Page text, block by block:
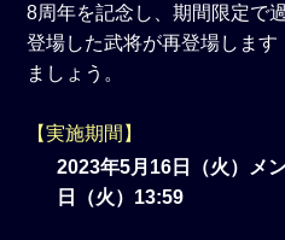
8周年を記念し、期間限定で
登場した武将が再登場しま
ましょう。
【実施期間】
2023年5月16日（火）メ
日（火）13:59